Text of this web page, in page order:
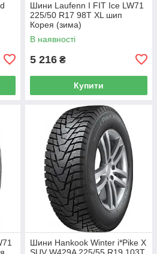
Шини Laufenn I FIT Ice LW71
225/50 R17 98T XL шип
Корея (зима)
В наявності
5 216 ₴
Купити
Шини Hankook Winter i*Pike X